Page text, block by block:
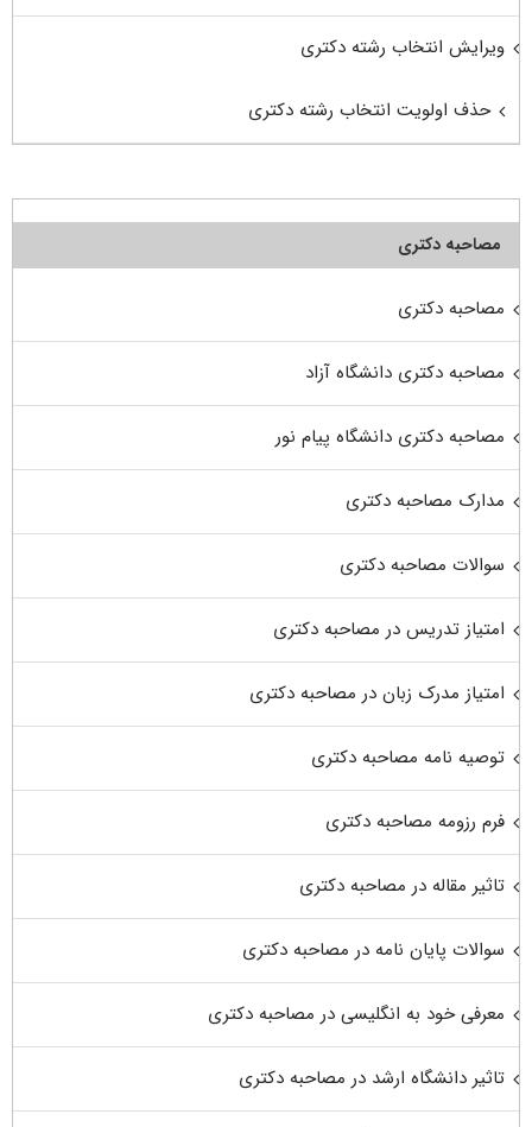
ویرایش انتخاب رشته دکتری
حذف اولویت انتخاب رشته دکتری
مصاحبه دکتری
مصاحبه دکتری
مصاحبه دکتری دانشگاه آزاد
مصاحبه دکتری دانشگاه پیام نور
مدارک مصاحبه دکتری
سوالات مصاحبه دکتری
امتیاز تدریس در مصاحبه دکتری
امتیاز مدرک زبان در مصاحبه دکتری
توصیه نامه مصاحبه دکتری
فرم رزومه مصاحبه دکتری
تاثیر مقاله در مصاحبه دکتری
سوالات پایان نامه در مصاحبه دکتری
معرفی خود به انگلیسی در مصاحبه دکتری
تاثیر دانشگاه ارشد در مصاحبه دکتری